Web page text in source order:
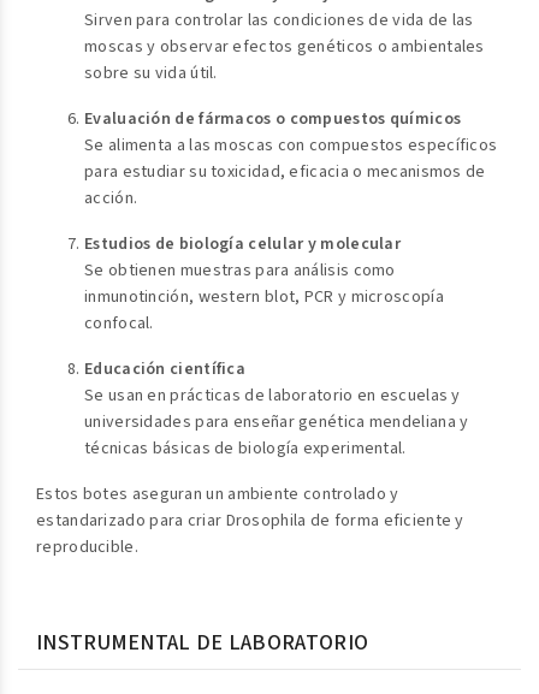
Sirven para controlar las condiciones de vida de las
moscas y observar efectos genéticos o ambientales
sobre su vida útil.
Evaluación de fármacos o compuestos químicos
Se alimenta a las moscas con compuestos específicos
para estudiar su toxicidad, eficacia o mecanismos de
acción.
Estudios de biología celular y molecular
Se obtienen muestras para análisis como
inmunotinción, western blot, PCR y microscopía
confocal.
Educación científica
Se usan en prácticas de laboratorio en escuelas y
universidades para enseñar genética mendeliana y
técnicas básicas de biología experimental.
Estos botes aseguran un ambiente controlado y
estandarizado para criar Drosophila de forma eficiente y
reproducible.
INSTRUMENTAL DE LABORATORIO